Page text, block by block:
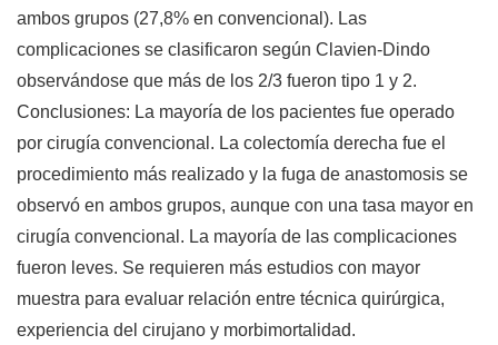
ambos grupos (27,8% en convencional). Las
complicaciones se clasificaron según Clavien-Dindo
observándose que más de los 2/3 fueron tipo 1 y 2.
Conclusiones: La mayoría de los pacientes fue operado
por cirugía convencional. La colectomía derecha fue el
procedimiento más realizado y la fuga de anastomosis se
observó en ambos grupos, aunque con una tasa mayor en
cirugía convencional. La mayoría de las complicaciones
fueron leves. Se requieren más estudios con mayor
muestra para evaluar relación entre técnica quirúrgica,
experiencia del cirujano y morbimortalidad.